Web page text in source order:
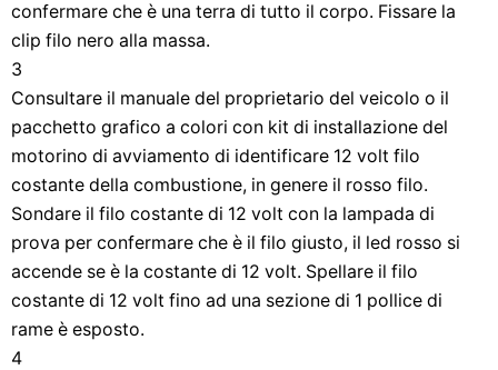
confermare che è una terra di tutto il corpo. Fissare la
clip filo nero alla massa.
3
Consultare il manuale del proprietario del veicolo o il
pacchetto grafico a colori con kit di installazione del
motorino di avviamento di identificare 12 volt filo
costante della combustione, in genere il rosso filo.
Sondare il filo costante di 12 volt con la lampada di
prova per confermare che è il filo giusto, il led rosso si
accende se è la costante di 12 volt. Spellare il filo
costante di 12 volt fino ad una sezione di 1 pollice di
rame è esposto.
4